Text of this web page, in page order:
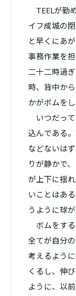
TEELが勤
イフ成城の
と早くにあ
事務作業を
二十二時過
時、背中か
かがボムを
いつだって
込んである
などないは
りが静かで
が上下に揺
いことはあ
うように球
ボムをする
全てが自分
考えるよう
くるし、伸
ように、以